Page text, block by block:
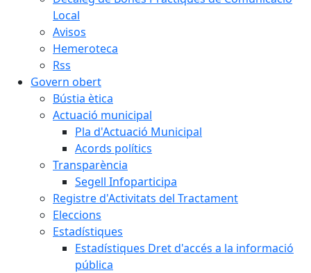
Local
Avisos
Hemeroteca
Rss
Govern obert
Bústia ètica
Actuació municipal
Pla d'Actuació Municipal
Acords polítics
Transparència
Segell Infoparticipa
Registre d'Activitats del Tractament
Eleccions
Estadístiques
Estadístiques Dret d'accés a la informació
pública